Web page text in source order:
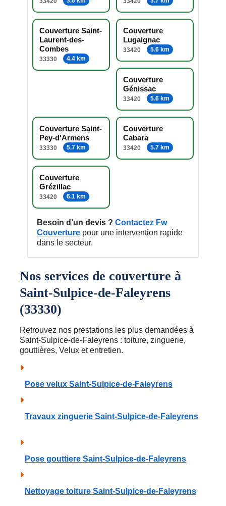
Couverture Saint-
Laurent-des-
Combes
33330 4.4 km
Couverture
Lugaignac
33420 5.6 km
Couverture
Génissac
33420 5.6 km
Couverture Saint-
Pey-d'Armens
33330 5.7 km
Couverture
Cabara
33420 5.7 km
Couverture
Grézillac
33420 6.1 km
Besoin d’un devis ? Contactez Fw
Couverture pour une intervention rapide
dans le secteur.
Nos services de couverture à
Saint-Sulpice-de-Faleyrens
(33330)
Retrouvez nos prestations les plus demandées à
Saint-Sulpice-de-Faleyrens : toiture, zinguerie,
gouttières, Velux et entretien.
Pose velux Saint-Sulpice-de-Faleyrens
Travaux zinguerie Saint-Sulpice-de-Faleyrens
Pose gouttiere Saint-Sulpice-de-Faleyrens
Nettoyage toiture Saint-Sulpice-de-Faleyrens